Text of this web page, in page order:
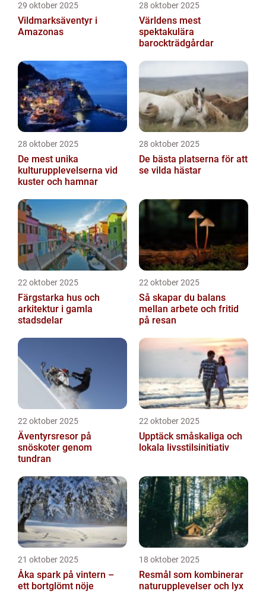
29 oktober 2025
Vildmarksäventyr i
Amazonas
28 oktober 2025
Världens mest
spektakulära
barockträdgårdar
28 oktober 2025
De mest unika
kulturupplevelserna vid
kuster och hamnar
28 oktober 2025
De bästa platserna för att
se vilda hästar
22 oktober 2025
Färgstarka hus och
arkitektur i gamla
stadsdelar
22 oktober 2025
Så skapar du balans
mellan arbete och fritid
på resan
22 oktober 2025
Äventyrsresor på
snöskoter genom
tundran
22 oktober 2025
Upptäck småskaliga och
lokala livsstilsinitiativ
21 oktober 2025
Åka spark på vintern –
ett bortglömt nöje
18 oktober 2025
Resmål som kombinerar
naturupplevelser och lyx